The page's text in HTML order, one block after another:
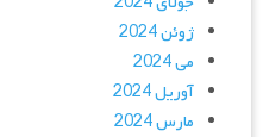
ژوئن 2024
می 2024
آوریل 2024
مارس 2024